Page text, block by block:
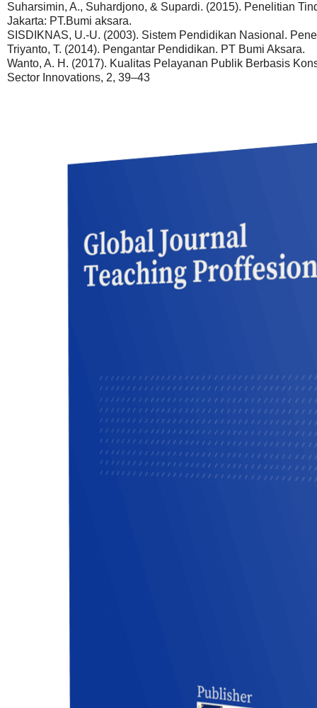
Suharsimin, A., Suhardjono, & Supardi. (2015). Penelitian
Jakarta: PT.Bumi aksara.
SISDIKNAS, U.-U. (2003). Sistem Pendidikan Nasional.
Triyanto, T. (2014). Pengantar Pendidikan. PT Bumi Aksara.
Wanto, A. H. (2017). Kualitas Pelayanan Publik Berbasis
Sector Innovations, 2, 39–43